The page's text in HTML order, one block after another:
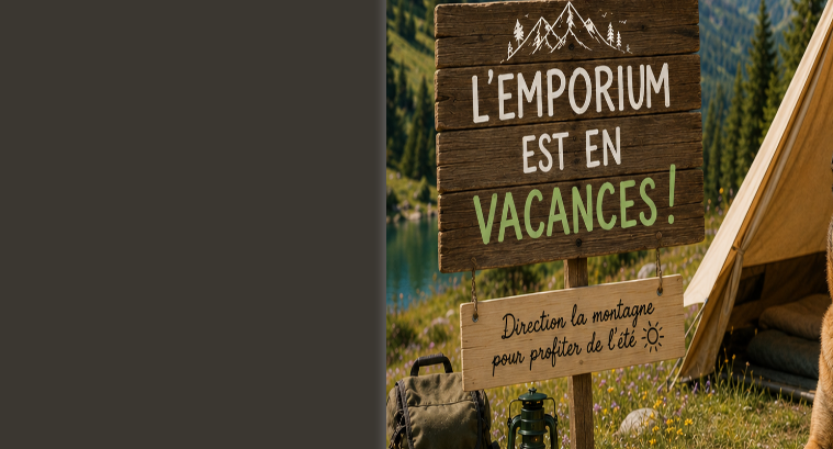
Pictionary
5,00 par semaine
Louer